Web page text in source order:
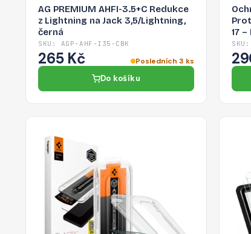
AG PREMIUM AHFI-3.5+C Redukce
z Lightning na Jack 3,5/Lightning,
černá
SKU: AGP-AHF-I35-CBK
265 Kč Posledních 3 ks
Do košíku
17